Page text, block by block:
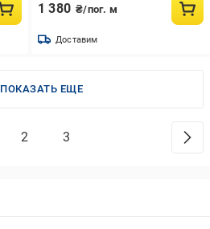
1 380 ₴/пог. м
Доставим
ПОКАЗАТЬ ЕЩЕ
2 3